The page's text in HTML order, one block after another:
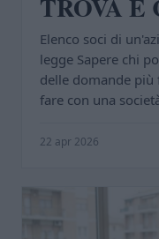
TROVA E
Elenco soci di
legge Sapere chi
delle domande più
fare con una
22 apr 2026